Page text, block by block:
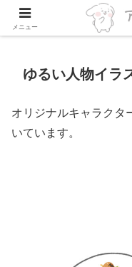
ご訪問ありがとう
ゆるい人物イラ
オリジナルキャラクタ
いています。
メニュー